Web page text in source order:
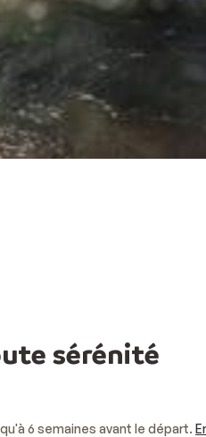
sérénité
6 semaines avant le départ.